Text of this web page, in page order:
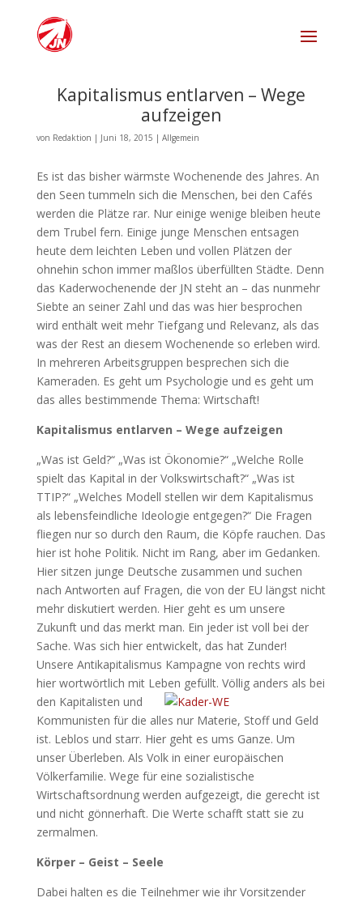
Kapitalismus entlarven – Wege
aufzeigen
von Redaktion | Juni 18, 2015 | Allgemein
Es ist das bisher wärmste Wochenende des Jahres. An
den Seen tummeln sich die Menschen, bei den Cafés
werden die Plätze rar. Nur einige wenige bleiben heute
dem Trubel fern. Einige junge Menschen entsagen
heute dem leichten Leben und vollen Plätzen der
ohnehin schon immer maßlos überfüllten Städte. Denn
das Kaderwochenende der JN steht an – das nunmehr
Siebte an seiner Zahl und das was hier besprochen
wird enthält weit mehr Tiefgang und Relevanz, als das
was der Rest an diesem Wochenende so erleben wird.
In mehreren Arbeitsgruppen besprechen sich die
Kameraden. Es geht um Psychologie und es geht um
das alles bestimmende Thema: Wirtschaft!
Kapitalismus entlarven – Wege aufzeigen
„Was ist Geld?“ „Was ist Ökonomie?“ „Welche Rolle
spielt das Kapital in der Volkswirtschaft?“ „Was ist
TTIP?“ „Welches Modell stellen wir dem Kapitalismus
als lebensfeindliche Ideologie entgegen?“ Die Fragen
fliegen nur so durch den Raum, die Köpfe rauchen. Das
hier ist hohe Politik. Nicht im Rang, aber im Gedanken.
Hier sitzen junge Deutsche zusammen und suchen
nach Antworten auf Fragen, die von der EU längst nicht
mehr diskutiert werden. Hier geht es um unsere
Zukunft und das merkt man. Ein jeder ist voll bei der
Sache. Was sich hier entwickelt, das hat Zunder!
Unsere Antikapitalismus Kampagne von rechts wird
hier wortwörtlich mit Leben gefüllt. Völlig anders als bei
den Kapitalisten und
Kommunisten für die alles nur Materie, Stoff und Geld
ist. Leblos und starr. Hier geht es ums Ganze. Um
unser Überleben. Als Volk in einer europäischen
Völkerfamilie. Wege für eine sozialistische
Wirtschaftsordnung werden aufgezeigt, die gerecht ist
und nicht gönnerhaft. Die Werte schafft statt sie zu
zermalmen.
Körper – Geist – Seele
Dabei halten es die Teilnehmer wie ihr Vorsitzender